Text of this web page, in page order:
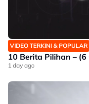
VIDEO TERKINI & POPULAR
10 Berita Pilihan – (6
1 day ago